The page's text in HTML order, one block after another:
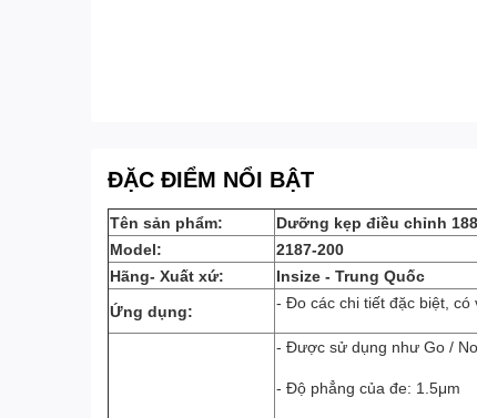
ĐẶC ĐIỂM NỔI BẬT
Tên sản phẩm:
Dưỡng kẹp điều chỉnh
Model:
2187-200
Hãng- Xuất xứ:
Insize - Trung Quốc
Ứng dụng:
- Đo các chi tiết đặc biệt, có
- Được sử dụng như Go /
- Độ phẳng của đe: 1.5μm